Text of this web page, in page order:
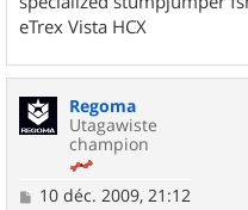
eTrex Vista HCX
Regoma
Utagawiste
champion
M10 déc. 2009, 21:12